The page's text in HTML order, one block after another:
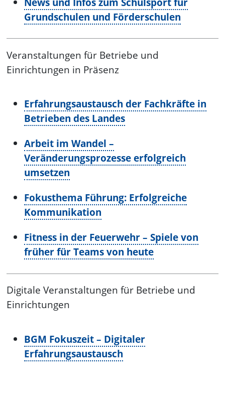
Grundschulen und Förderschulen
Veranstaltungen für Betriebe und
Einrichtungen in Präsenz
Erfahrungsaustausch der Fachkräfte in
Betrieben des Landes
Arbeit im Wandel –
Veränderungsprozesse erfolgreich
umsetzen
Fokusthema Führung: Erfolgreiche
Kommunikation
Fitness in der Feuerwehr – Spiele von
früher für Teams von heute
Digitale Veranstaltungen für Betriebe und
Einrichtungen
BGM Fokuszeit – Digitaler
Erfahrungsaustausch